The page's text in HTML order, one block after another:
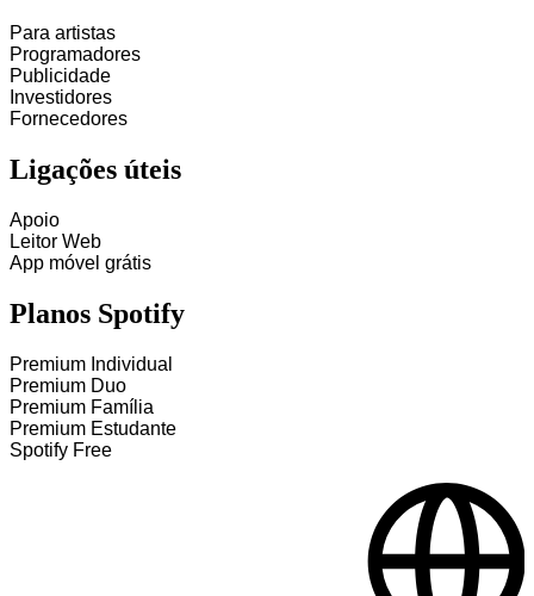
Para artistas
Programadores
Publicidade
Investidores
Fornecedores
Ligações úteis
Apoio
Leitor Web
App móvel grátis
Planos Spotify
Premium Individual
Premium Duo
Premium Família
Premium Estudante
Spotify Free